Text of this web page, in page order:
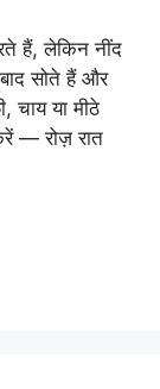
हैं, लेकिन नींद
सोते हैं और
चाय या मीठे
— रोज़ रात